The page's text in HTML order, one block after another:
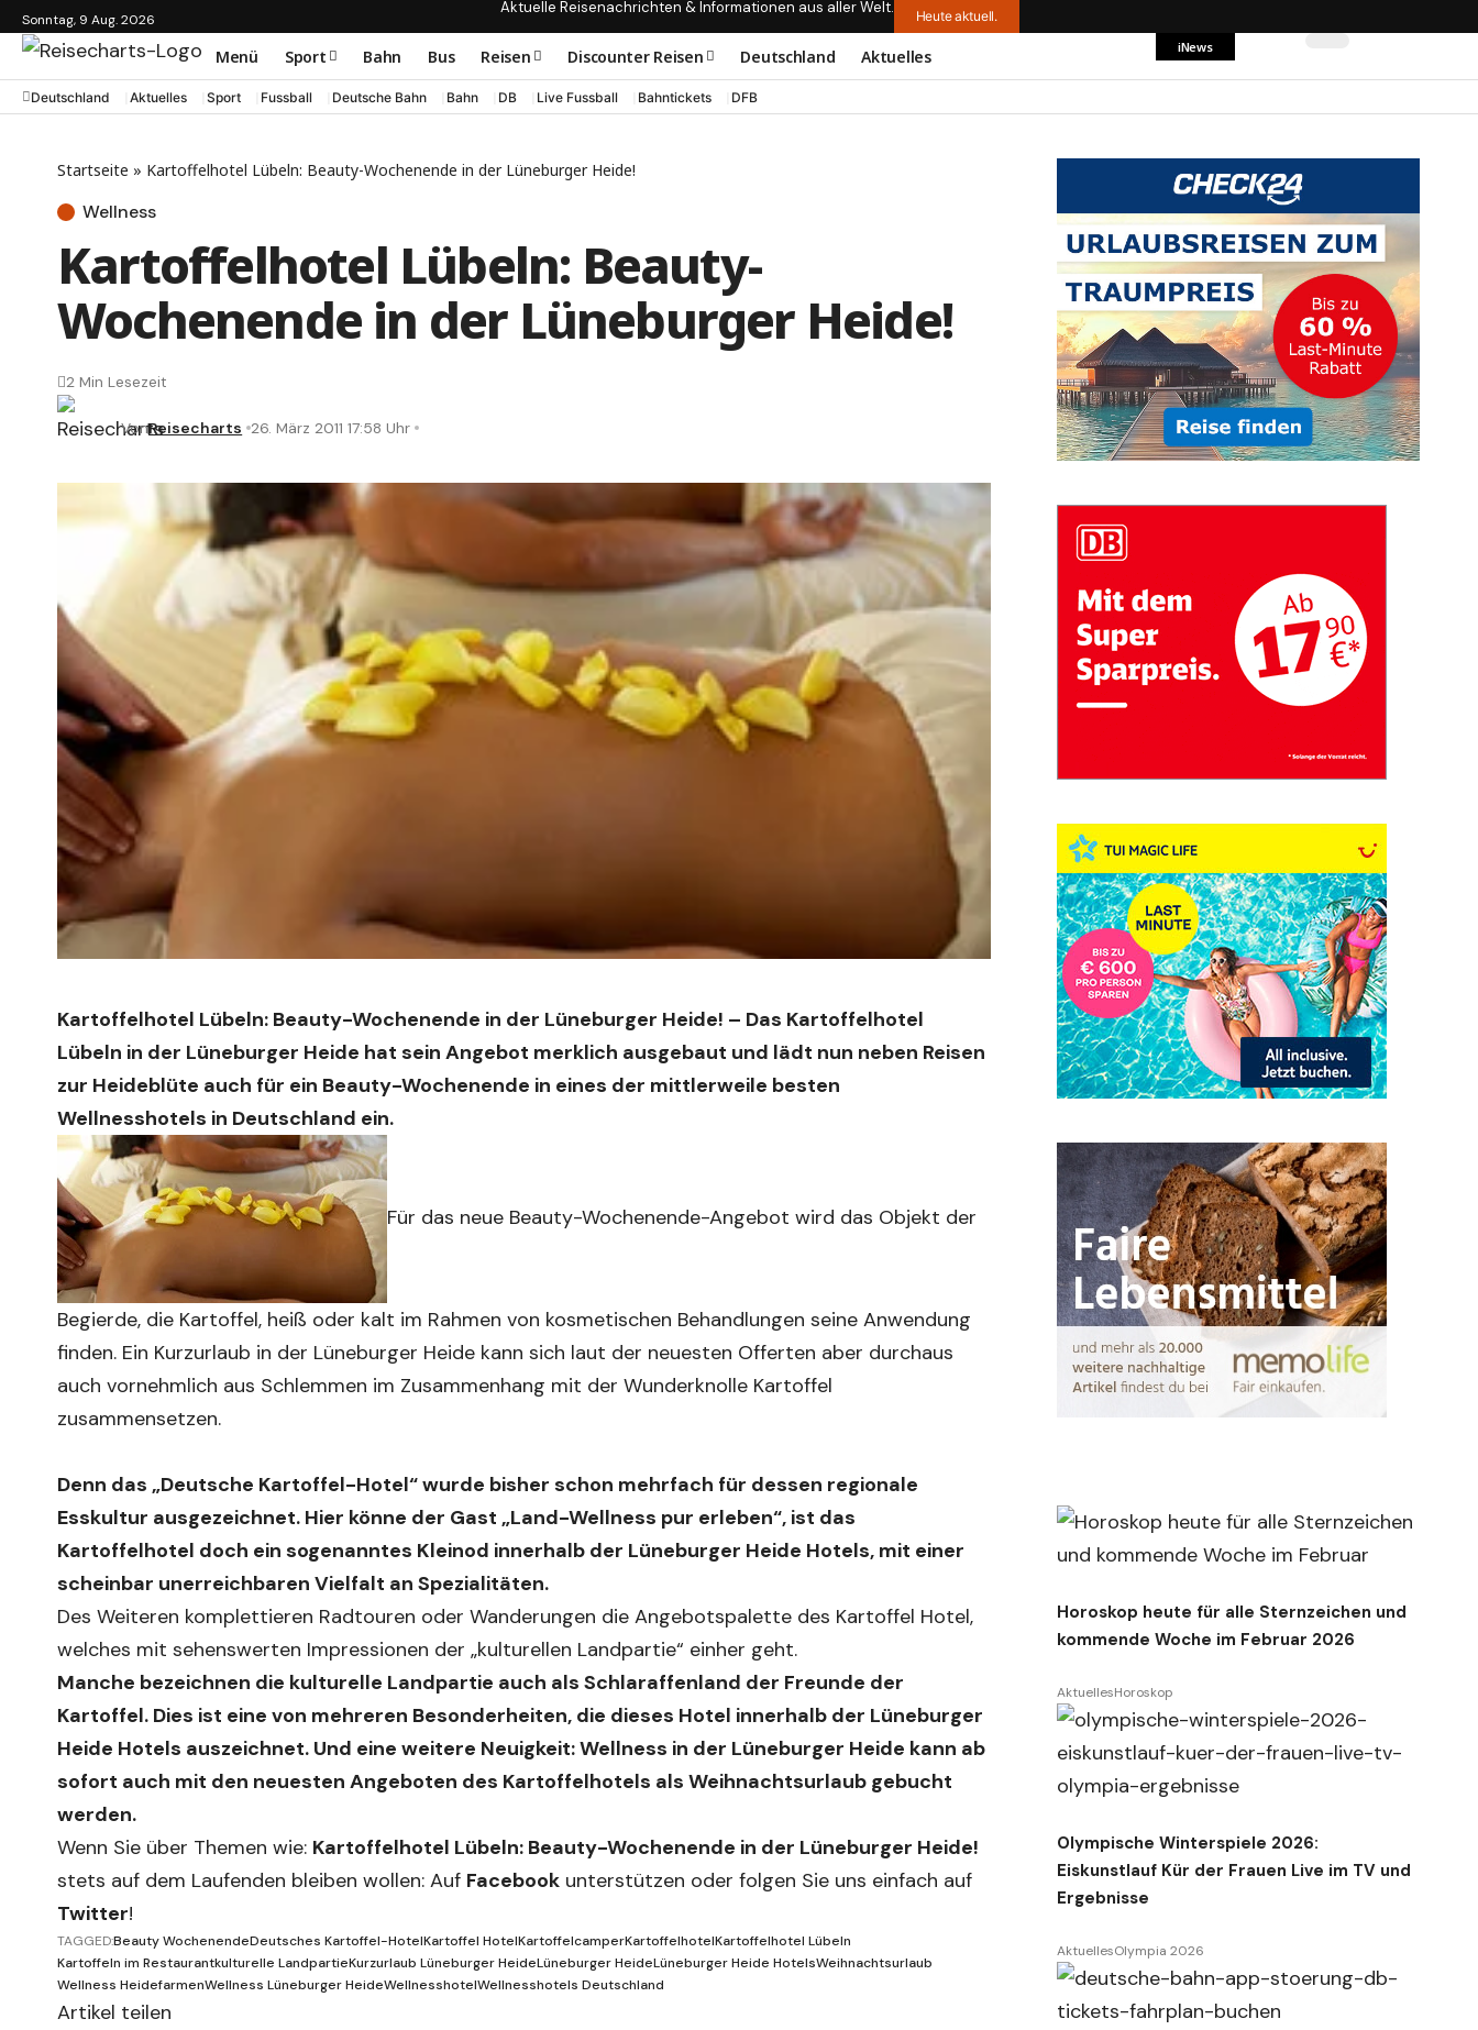
Sonntag, 9 Aug. 2026
Aktuelle Reisenachrichten & Informationen aus aller Welt. Heute aktuell.
Menü Sport Bahn Bus Reisen Discounter Reisen Deutschland Aktuelles iNews
Deutschland Aktuelles Sport Fussball Deutsche Bahn Bahn DB Live Fussball Bahntickets DFB
Startseite » Kartoffelhotel Lübeln: Beauty-Wochenende in der Lüneburger Heide!
Wellness
Kartoffelhotel Lübeln: Beauty-
Wochenende in der Lüneburger Heide!
VonReisecharts 26. März 2011 17:58 Uhr
2 Min Lesezeit
Kartoffelhotel Lübeln: Beauty-Wochenende in der Lüneburger Heide! – Das Kartoffelhotel
Lübeln in der Lüneburger Heide hat sein Angebot merklich ausgebaut und lädt nun neben Reisen
zur Heideblüte auch für ein Beauty-Wochenende in eines der mittlerweile besten
Wellnesshotels in Deutschland ein.
Für das neue Beauty-Wochenende-Angebot wird das Objekt der
Begierde, die Kartoffel, heiß oder kalt im Rahmen von kosmetischen Behandlungen seine Anwendung
finden. Ein Kurzurlaub in der Lüneburger Heide kann sich laut der neuesten Offerten aber durchaus
auch vornehmlich aus Schlemmen im Zusammenhang mit der Wunderknolle Kartoffel
zusammensetzen.
Denn das „Deutsche Kartoffel-Hotel“ wurde bisher schon mehrfach für dessen regionale
Esskultur ausgezeichnet. Hier könne der Gast „Land-Wellness pur erleben“, ist das
Kartoffelhotel doch ein sogenanntes Kleinod innerhalb der Lüneburger Heide Hotels, mit einer
scheinbar unerreichbaren Vielfalt an Spezialitäten.
Des Weiteren komplettieren Radtouren oder Wanderungen die Angebotspalette des Kartoffel Hotel,
welches mit sehenswerten Impressionen der „kulturellen Landpartie“ einher geht.
Manche bezeichnen die kulturelle Landpartie auch als Schlaraffenland der Freunde der
Kartoffel. Dies ist eine von mehreren Besonderheiten, die dieses Hotel innerhalb der Lüneburger
Heide Hotels auszeichnet. Und eine weitere Neuigkeit: Wellness in der Lüneburger Heide kann ab
sofort auch mit den neuesten Angeboten des Kartoffelhotels als Weihnachtsurlaub gebucht
werden.
Wenn Sie über Themen wie: Kartoffelhotel Lübeln: Beauty-Wochenende in der Lüneburger Heide!
stets auf dem Laufenden bleiben wollen: Auf Facebook unterstützen oder folgen Sie uns einfach auf
Twitter!
TAGGED:Beauty WochenendeDeutsches Kartoffel-HotelKartoffel HotelKartoffelcamperKartoffelhotelKartoffelhotel Lübeln
Kartoffeln im Restaurantkulturelle LandpartieKurzurlaub Lüneburger HeideLüneburger HeideLüneburger Heide HotelsWeihnachtsurlaub
Wellness HeidefarmenWellness Lüneburger HeideWellnesshotelWellnesshotels Deutschland
Artikel teilen
Horoskop heute für alle Sternzeichen und
kommende Woche im Februar 2026
AktuellesHoroskop
Olympische Winterspiele 2026:
Eiskunstlauf Kür der Frauen Live im TV und
Ergebnisse
AktuellesOlympia 2026